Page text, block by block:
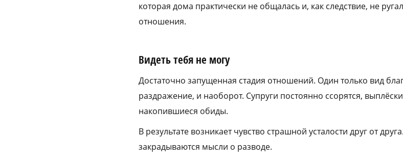
которая дома практически не общалась и, как следствие, не
отношения.
Видеть тебя не могу
Достаточно запущенная стадия отношений. Один только вид
раздражение, и наоборот. Супруги постоянно ссорятся,
накопившиеся обиды.
В результате возникает чувство страшной усталости друг от
закрадываются мысли о разводе.